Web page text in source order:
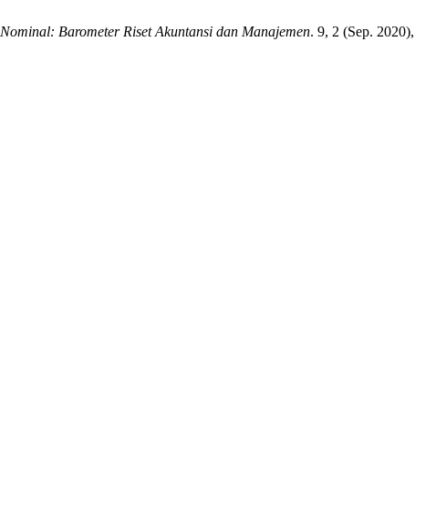
Nominal: Barometer Riset Akuntansi dan Manajemen. 9, 2 (Sep. 2020),